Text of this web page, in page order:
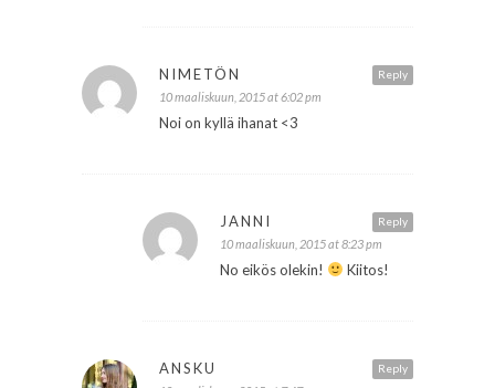
Reply
NIMETÖN
10 maaliskuun, 2015 at 6:02 pm
Noi on kyllä ihanat <3
Reply
JANNI
10 maaliskuun, 2015 at 8:23 pm
No eikös olekin! Kiitos!
Reply
ANSKU